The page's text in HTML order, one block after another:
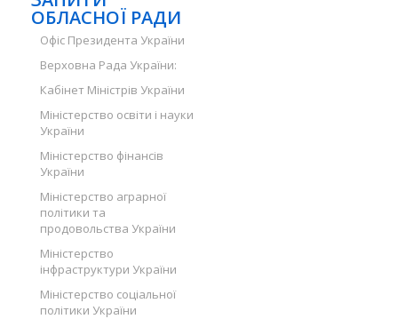
ОБЛАСНОЇ РАДИ
Офіс Президента України
Верховна Рада України:
Кабінет Міністрів України
Міністерство освіти і науки
України
Міністерство фінансів
України
Міністерство аграрної
політики та
продовольства України
Міністерство
інфраструктури України
Міністерство соціальної
політики України